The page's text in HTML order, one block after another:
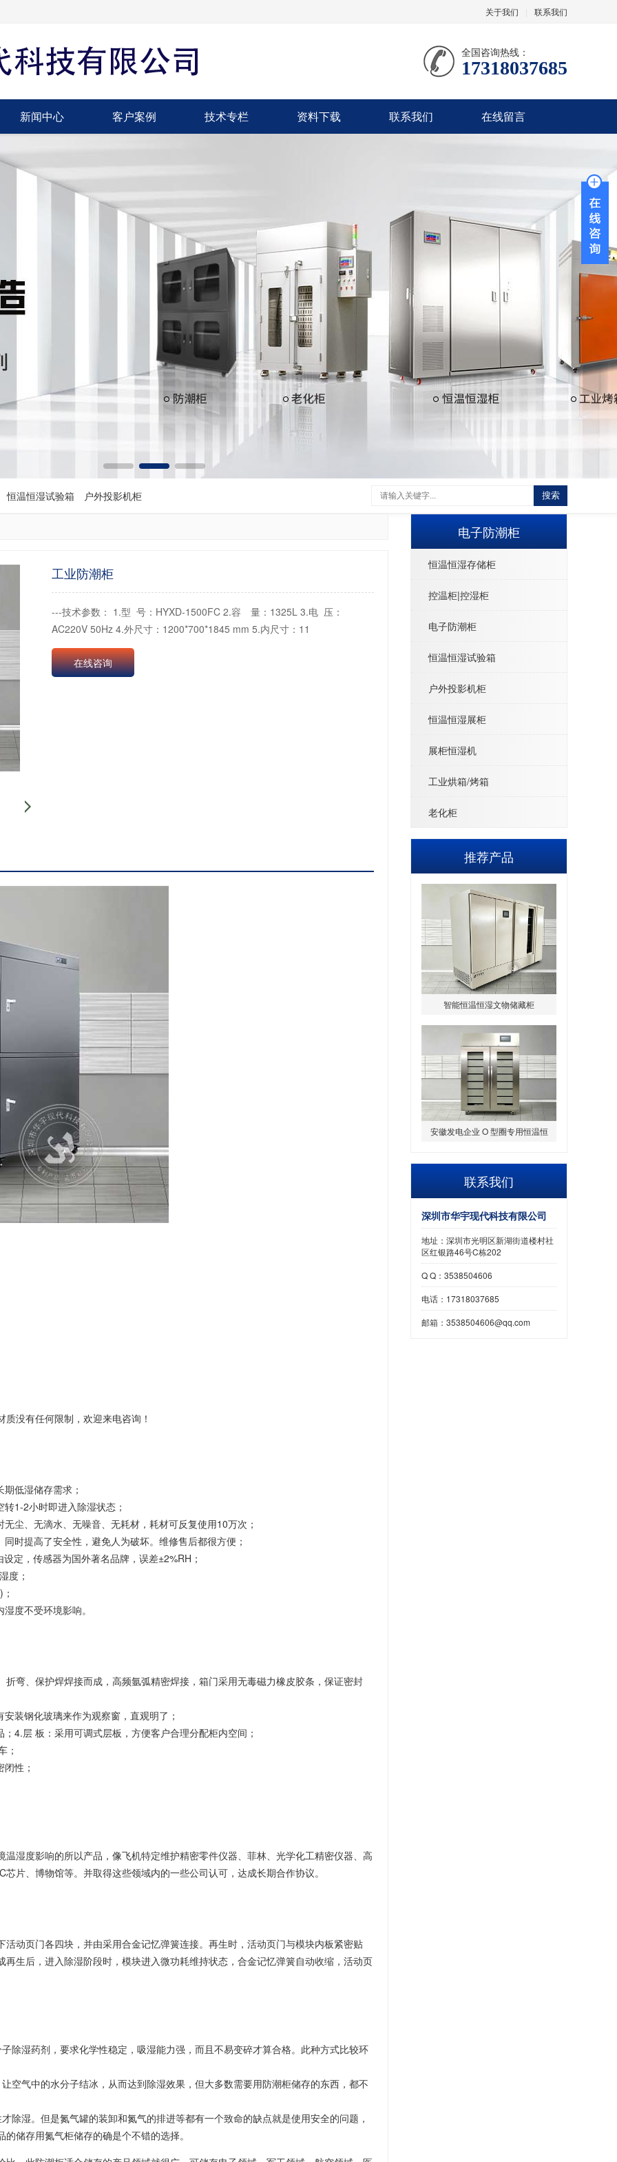
关于我们 联系我们
全国咨询热线：
17318037685
新闻中心 客户案例 技术专栏 资料下载 联系我们 在线留言
恒温恒湿试验箱 户外投影机柜 搜索
电子防潮柜
恒温恒湿存储柜
控温柜|控湿柜
电子防潮柜
恒温恒湿试验箱
户外投影机柜
恒温恒湿展柜
展柜恒湿机
工业烘箱/烤箱
老化柜
推荐产品
智能恒温恒湿文物储藏柜
安徽发电企业 O 型圈专用恒温恒
联系我们
深圳市华宇现代科技有限公司
地址：深圳市光明区新湖街道楼村社
区红银路46号C栋202
Q Q：3538504606
电话：17318037685
邮箱：3538504606@qq.com
工业防潮柜
---技术参数： 1.型 号：HYXD-1500FC 2.容 量：1325L 3.电 压：
AC220V 50Hz 4.外尺寸：1200*700*1845 mm 5.内尺寸：11
在线咨询
没有任何限制，欢迎来电咨询！
低湿储存需求；
1-2小时即进入除湿状态；
尘、无滴水、无噪音、无耗材，耗材可反复使用10万次；
时提高了安全性，避免人为破坏。维修售后都很方便；
定，传感器为国外著名品牌，误差±2%RH；
度；
度不受环境影响。
弯、保护焊焊接而成，高频氩弧精密焊接，箱门采用无毒磁力橡皮胶条，保证密封
装钢化玻璃来作为观察窗，直观明了；
4.层 板：采用可调式层板，方便客户合理分配柜内空间；
；
性；
湿度影响的所以产品，像飞机特定维护精密零件仪器、菲林、光学化工精密仪器、高
片、博物馆等。并取得这些领域内的一些公司认可，达成长期合作协议。
动页门各四块，并由采用合金记忆弹簧连接。再生时，活动页门与模块内板紧密贴
生后，进入除湿阶段时，模块进入微功耗维持状态，合金记忆弹簧自动收缩，活动页
除湿药剂，要求化学性稳定，吸湿能力强，而且不易变碎才算合格。此种方式比较环
空气中的水分子结冰，从而达到除湿效果，但大多数需要用防潮柜储存的东西，都不
除湿。但是氮气罐的装卸和氮气的排进等都有一个致命的缺点就是使用安全的问题，
储存用氮气柜储存的确是个不错的选择。